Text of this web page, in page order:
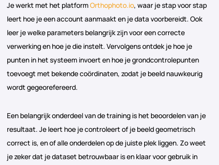
Je werkt met het platformOrthophoto.io, waar je stap voor stap
leert hoe je een account aanmaakt en je data voorbereidt. Ook
leer je welke parameters belangrijk zijn voor een correcte
verwerking en hoe je die instelt. Vervolgens ontdek je hoe je
punten in het systeem invoert en hoe je grondcontrolepunten
toevoegt met bekende coördinaten, zodat je beeld nauwkeurig
wordt gegeorefereerd.
Een belangrijk onderdeel van de training is het beoordelen van je
resultaat. Je leert hoe je controleert of je beeld geometrisch
correct is, en of alle onderdelen op de juiste plek liggen. Zo weet
je zeker dat je dataset betrouwbaar is en klaar voor gebruik in